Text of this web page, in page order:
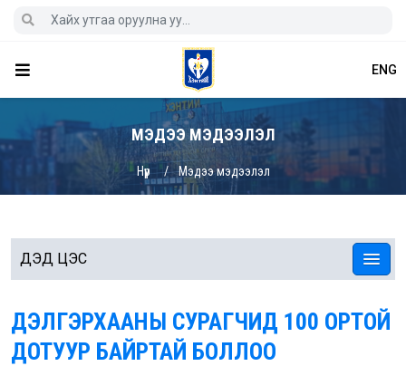
ENG
МЭДЭЭ МЭДЭЭЛЭЛ
Нүүр Мэдээ мэдээлэл
ДЭД ЦЭС
ДЭЛГЭРХААНЫ СУРАГЧИД 100 ОРТОЙ
ДОТУУР БАЙРТАЙ БОЛЛОО